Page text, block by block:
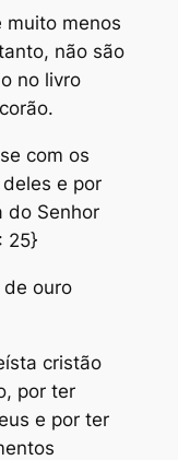
muito menos
não são
no livro
com os
e por
do Senhor
25}
de ouro
cristão
por ter
e por ter